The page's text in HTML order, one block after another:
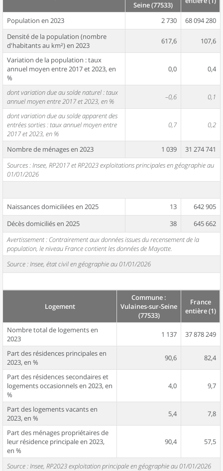
Seine (77533)
Population en 2023 2 730
68 094 280
Densité de la population (nombre
d'habitants au km²) en 2023
617,6 107,6
Variation de la population : taux
annuel moyen entre 2017 et 2023, en
%
0,0 0,4
dont variation due au solde naturel : taux
annuel moyen entre 2017 et 2023, en %
–0,6 0,1
dont variation due au solde apparent des
entrées sorties : taux annuel moyen entre
2017 et 2023, en %
0,7 0,2
Nombre de ménages en 2023 1 039
31 274 741
Sources : Insee, RP2017 et RP2023 exploitations principales en géographie au
01/01/2026
Naissances domiciliées en 2025 13
642 905
Décès domiciliés en 2025
38
645 662
Avertissement : Contrairement aux données issues du recensement de la
population, le niveau France contient les données de Mayotte.
Source : Insee, état civil en géographie au 01/01/2026
Logement
Commune :
Vulaines-sur-Seine
(77533)
France
entière (1)
Nombre total de logements en
2023
1 137 37 878 249
Part des résidences principales en
2023, en %
90,6 82,4
Part des résidences secondaires et
logements occasionnels en 2023, en
%
4,0 9,7
Part des logements vacants en
2023, en %
5,4 7,8
Part des ménages propriétaires de
leur résidence principale en 2023,
en %
90,4 57,5
Source : Insee, RP2023 exploitation principale en géographie au 01/01/2026